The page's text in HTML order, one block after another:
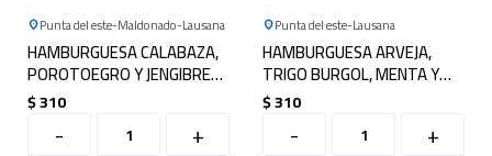
Punta del este Maldonado Lausana
HAMBURGUESA CALABAZA,
POROTOEGRO Y JENGIBRE
X4 COME BIEN
$310
- +
Punta del este Lausana
HAMBURGUESA ARVEJA,
TRIGO BURGOL, MENTA Y
CÚRCUMA X4 COME BIEN
$310
- +